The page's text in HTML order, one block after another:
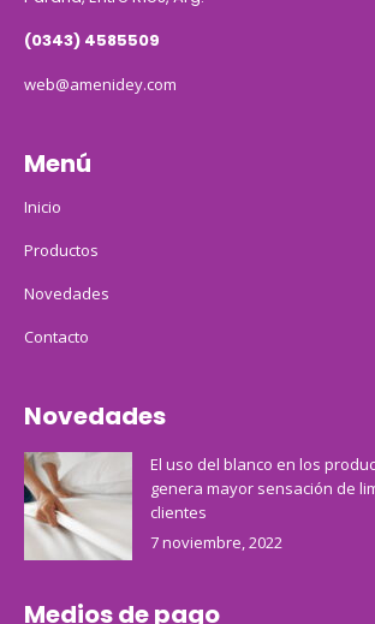
(0343) 4585509
web@amenidey.com
Menú
Inicio
Productos
Novedades
Contacto
Novedades
El uso del blanco en los
genera mayor sensación de
clientes
7 noviembre, 2022
Medios de pago